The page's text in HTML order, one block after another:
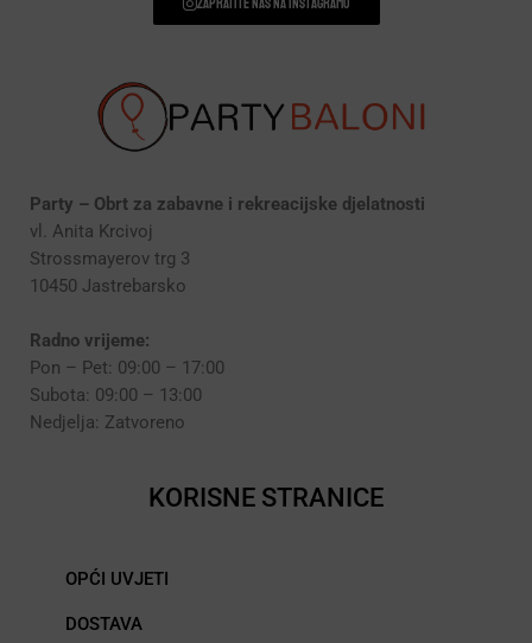
Zapratite nas na instagramu
Party – Obrt za zabavne i rekreacijske djelatnosti
vl. Anita Krcivoj
Strossmayerov trg 3
10450 Jastrebarsko
Radno vrijeme:
Pon – Pet: 09:00 – 17:00
Subota: 09:00 – 13:00
Nedjelja: Zatvoreno
KORISNE STRANICE
OPĆI UVJETI
DOSTAVA